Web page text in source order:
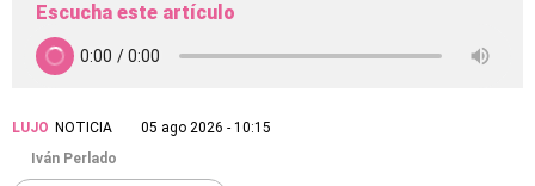
Escucha este artículo
LUJO NOTICIA
05 ago 2026 - 10:15
Iván Perlado